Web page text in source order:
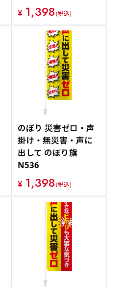
¥ 1,398(税込)
のぼり 災害ゼロ・声
掛け・無災害・声に
出して のぼり旗
N536
¥ 1,398(税込)